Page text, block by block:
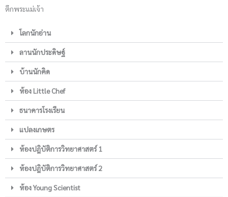
ตึกพระแม่เจ้า
โลกนักอ่าน
ลานนักประดิษฐ์
บ้านนักคิด
ห้อง Little Chef
ธนาคารโรงเรียน
แปลงเกษตร
ห้องปฎิบัติการวิทยาศาสตร์ 1
ห้องปฎิบัติการวิทยาศาสตร์ 2
ห้อง Young Scientist